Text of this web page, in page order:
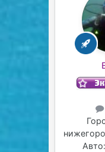
Авто: